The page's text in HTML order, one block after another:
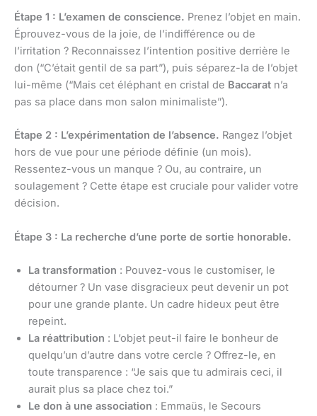
Étape 1 : L’examen de conscience. Prenez l’objet en main.
Éprouvez-vous de la joie, de l’indifférence ou de
l’irritation ? Reconnaissez l’intention positive derrière le
don (“C’était gentil de sa part”), puis séparez-la de l’objet
lui-même (“Mais cet éléphant en cristal de Baccarat n’a
pas sa place dans mon salon minimaliste”).
Étape 2 : L’expérimentation de l’absence. Rangez l’objet
hors de vue pour une période définie (un mois).
Ressentez-vous un manque ? Ou, au contraire, un
soulagement ? Cette étape est cruciale pour valider votre
décision.
Étape 3 : La recherche d’une porte de sortie honorable.
La transformation : Pouvez-vous le customiser, le
détourner ? Un vase disgracieux peut devenir un pot
pour une grande plante. Un cadre hideux peut être
repeint.
La réattribution : L’objet peut-il faire le bonheur de
quelqu’un d’autre dans votre cercle ? Offrez-le, en
toute transparence : “Je sais que tu admirais ceci, il
aurait plus sa place chez toi.”
Le don à une association : Emmaüs, le Secours